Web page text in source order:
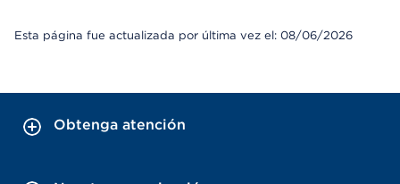
Esta página fue actualizada por última vez el: 08/06/2026
Obtenga atención